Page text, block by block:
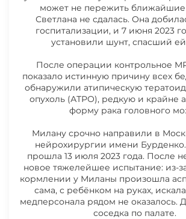
может не пережить ближайшие
Светлана не сдалась. Она
госпитализации, и 7 июня 2023
установили шунт, спасший
После операции контрольное
показало истинную причину всех
обнаружили атипическую
опухоль (АТРО), редкую и крайне
форму рака головного
Милану срочно направили в
нейрохирургии имени
прошла 13 июля 2023 года. После
новое тяжелейшее испытание: из-
кормлении у Миланы произошла
сама, с ребёнком на руках,
медперсонала рядом не оказалось.
соседка по палате.
МИЛАНЫ
МИЛАНЫ
25.05.2026 НОВОСТИ
МИЛАНЫ